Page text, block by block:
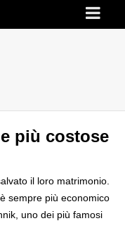
più costose
il loro matrimonio.
sempre più economico
uno dei più famosi